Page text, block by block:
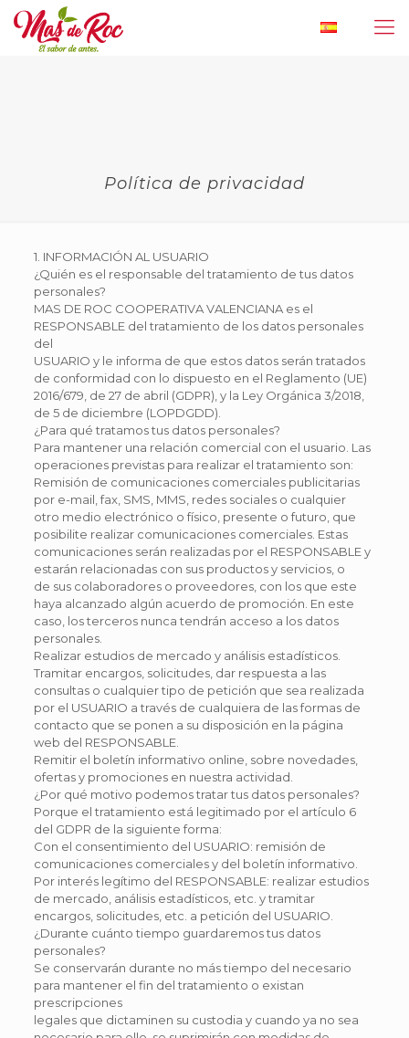
Política de privacidad
1. INFORMACIÓN AL USUARIO
¿Quién es el responsable del tratamiento de tus datos
personales?
MAS DE ROC COOPERATIVA VALENCIANA es el
RESPONSABLE del tratamiento de los datos personales
del
USUARIO y le informa de que estos datos serán tratados
de conformidad con lo dispuesto en el Reglamento (UE)
2016/679, de 27 de abril (GDPR), y la Ley Orgánica 3/2018,
de 5 de diciembre (LOPDGDD).
¿Para qué tratamos tus datos personales?
Para mantener una relación comercial con el usuario. Las
operaciones previstas para realizar el tratamiento son:
Remisión de comunicaciones comerciales publicitarias
por e-mail, fax, SMS, MMS, redes sociales o cualquier
otro medio electrónico o físico, presente o futuro, que
posibilite realizar comunicaciones comerciales. Estas
comunicaciones serán realizadas por el RESPONSABLE y
estarán relacionadas con sus productos y servicios, o
de sus colaboradores o proveedores, con los que este
haya alcanzado algún acuerdo de promoción. En este
caso, los terceros nunca tendrán acceso a los datos
personales.
Realizar estudios de mercado y análisis estadísticos.
Tramitar encargos, solicitudes, dar respuesta a las
consultas o cualquier tipo de petición que sea realizada
por el USUARIO a través de cualquiera de las formas de
contacto que se ponen a su disposición en la página
web del RESPONSABLE.
Remitir el boletín informativo online, sobre novedades,
ofertas y promociones en nuestra actividad.
¿Por qué motivo podemos tratar tus datos personales?
Porque el tratamiento está legitimado por el artículo 6
del GDPR de la siguiente forma:
Con el consentimiento del USUARIO: remisión de
comunicaciones comerciales y del boletín informativo.
Por interés legítimo del RESPONSABLE: realizar estudios
de mercado, análisis estadísticos, etc. y tramitar
encargos, solicitudes, etc. a petición del USUARIO.
¿Durante cuánto tiempo guardaremos tus datos
personales?
Se conservarán durante no más tiempo del necesario
para mantener el fin del tratamiento o existan
prescripciones
legales que dictaminen su custodia y cuando ya no sea